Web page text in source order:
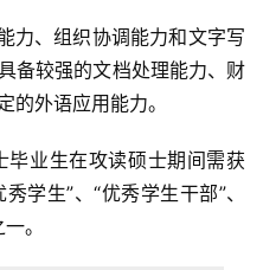
力、组织协调能力和文字写
备较强的文档处理能力、财
的外语应用能力。
业生在攻读硕士期间需获
学生”、“优秀学生干部”、
。